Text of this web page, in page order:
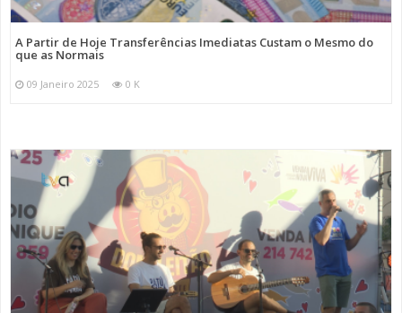
A Partir de Hoje Transferências Imediatas Custam o Mesmo do
que as Normais
09 Janeiro 2025 0 K